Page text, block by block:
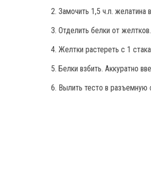
2. Замочить 1,5 ч.л. желатина
3. Отделить белки от
4. Желтки растереть с 1
5. Белки взбить. Аккуратно
6. Вылить тесто в разъемную